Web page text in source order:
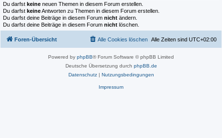
Du darfst keine neuen Themen in diesem Forum erstellen.
Du darfst keineAntworten zu Themen in diesem Forum erstellen.
Du darfst deine Beiträge in diesem Forum nicht ändern.
Du darfst deine Beiträge in diesem Forum nicht löschen.
Foren-Übersicht Alle Zeiten sind UTC+02:00
Alle Cookies löschen
Powered by phpBB® Forum Software © phpBB Limited
Deutsche Übersetzung durch phpBB.de
Datenschutz| Nutzungsbedingungen
Impressum